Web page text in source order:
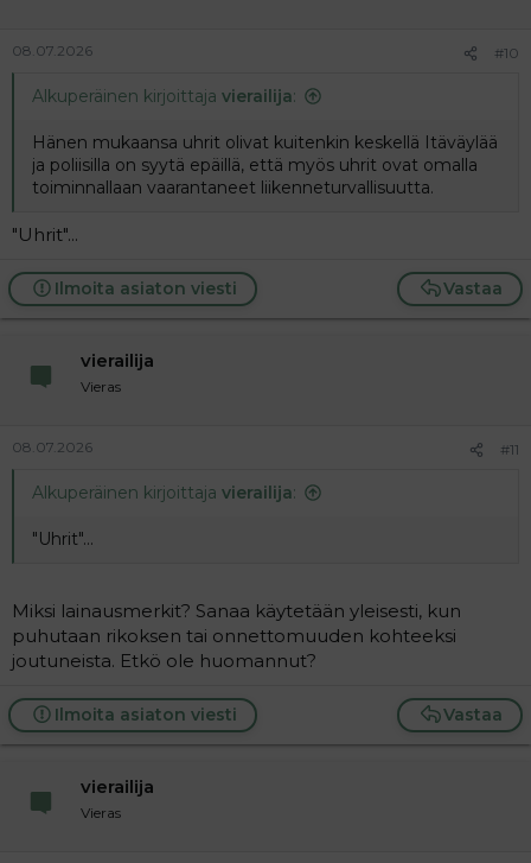
08.07.2026 #10
Alkuperäinen kirjoittaja vierailija:
Hänen mukaansa uhrit olivat kuitenkin keskellä Itäväylää
ja poliisilla on syytä epäillä, että myös uhrit ovat omalla
toiminnallaan vaarantaneet liikenneturvallisuutta.
"Uhrit"...
Vastaa
Ilmoita asiaton viesti
vierailija
Vieras
08.07.2026 #11
Alkuperäinen kirjoittaja vierailija:
"Uhrit"...
Miksi lainausmerkit? Sanaa käytetään yleisesti, kun
puhutaan rikoksen tai onnettomuuden kohteeksi
joutuneista. Etkö ole huomannut?
Vastaa
Ilmoita asiaton viesti
vierailija
Vieras